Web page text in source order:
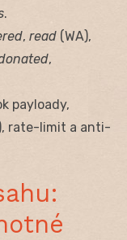
.
, read (WA),
,
payloady,
rate-limit a anti-